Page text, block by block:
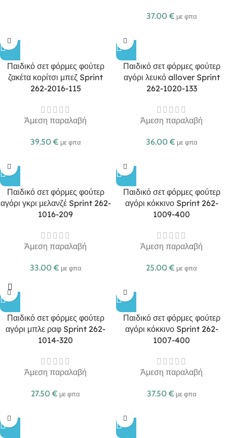
37.00 € με φπα
Παιδικό σετ φόρμες φούτερ
ζακέτα κορίτσι μπεζ Sprint
262-2016-115
Άμεση παραλαβή
39.50 € με φπα
Παιδικό σετ φόρμες φούτερ
αγόρι λευκό allover Sprint
262-1020-133
Άμεση παραλαβή
36.00 € με φπα
Παιδικό σετ φόρμες φούτερ
αγόρι γκρι μελανζέ Sprint 262-
1016-209
Άμεση παραλαβή
33.00 € με φπα
Παιδικό σετ φόρμες φούτερ
αγόρι κόκκινο Sprint 262-
1009-400
Άμεση παραλαβή
25.00 € με φπα
Παιδικό σετ φόρμες φούτερ
αγόρι μπλε ραφ Sprint 262-
1014-320
Άμεση παραλαβή
27.50 € με φπα
Παιδικό σετ φόρμες φούτερ
αγόρι κόκκινο Sprint 262-
1007-400
Άμεση παραλαβή
37.50 € με φπα